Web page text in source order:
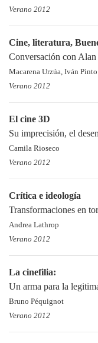
Verano 2012
Cine, literatura,
Conversación con Alan
Macarena Urzúa, Iván Pinto
Verano 2012
El cine 3D
Su imprecisión, el
Camila Rioseco
Verano 2012
Crítica e ideología
Transformaciones en
Andrea Lathrop
Verano 2012
La cinefilia:
Un arma para la
Bruno Péquignot
Verano 2012